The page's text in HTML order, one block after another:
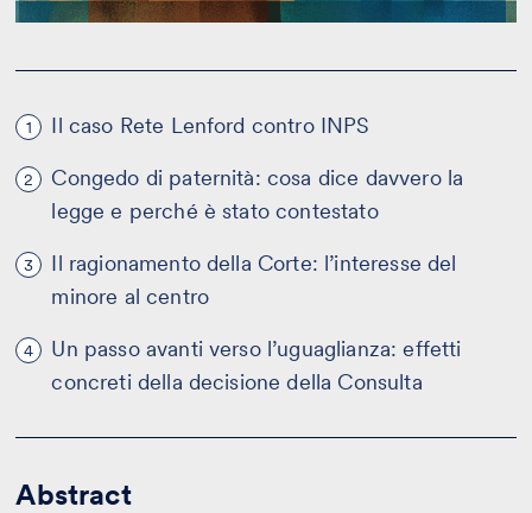
1 Il caso Rete Lenford contro INPS
2
Congedo di paternità: cosa dice davvero la
legge e perché è stato contestato
3
Il ragionamento della Corte: l’interesse del
minore al centro
4
Un passo avanti verso l’uguaglianza: effetti
concreti della decisione della Consulta
Abstract